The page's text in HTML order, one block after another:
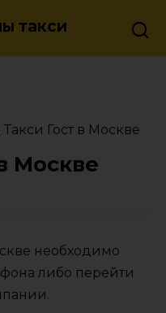
такси
Такси Гост в Москве
Москве
необходимо
либо перейти